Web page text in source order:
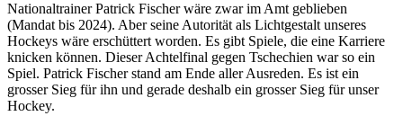
Nationaltrainer Patrick Fischer wäre zwar im Amt geblieben
(Mandat bis 2024). Aber seine Autorität als Lichtgestalt unseres
Hockeys wäre erschüttert worden. Es gibt Spiele, die eine Karriere
knicken können. Dieser Achtelfinal gegen Tschechien war so ein
Spiel. Patrick Fischer stand am Ende aller Ausreden. Es ist ein
grosser Sieg für ihn und gerade deshalb ein grosser Sieg für unser
Hockey.